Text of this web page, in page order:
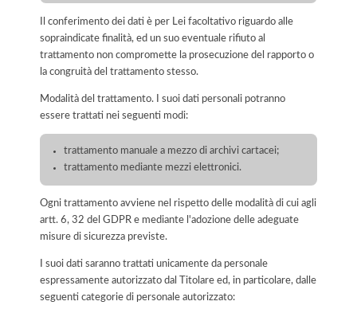
Il conferimento dei dati è per Lei facoltativo riguardo alle
sopraindicate finalità, ed un suo eventuale rifiuto al
trattamento non compromette la prosecuzione del rapporto o
la congruità del trattamento stesso.
Modalità del trattamento. I suoi dati personali potranno
essere trattati nei seguenti modi:
trattamento manuale a mezzo di archivi cartacei;
trattamento mediante mezzi elettronici.
Ogni trattamento avviene nel rispetto delle modalità di cui agli
artt. 6, 32 del GDPR e mediante l'adozione delle adeguate
misure di sicurezza previste.
I suoi dati saranno trattati unicamente da personale
espressamente autorizzato dal Titolare ed, in particolare, dalle
seguenti categorie di personale autorizzato: